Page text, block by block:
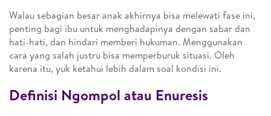
Walau sebagian besar anak akhirnya bisa melewati fase ini,
penting bagi ibu untuk menghadapinya dengan sabar dan
hati-hati, dan hindari memberi hukuman. Menggunakan
cara yang salah justru bisa memperburuk situasi. Oleh
karena itu, yuk ketahui lebih dalam soal kondisi ini.
Definisi Ngompol atau Enuresis